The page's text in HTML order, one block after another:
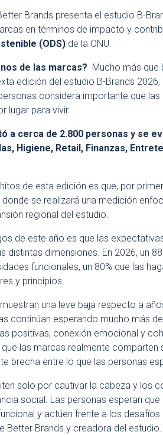
Brands presenta el estudio B-
en términos de impacto y
(ODS) de la ONU.
de las marcas? Mucho más
edición del estudio B-Brands
considera importante que
lugar para vivir.
a cerca de 2.800 personas y se
Higiene, Retail, Finanzas,
de esta edición es que, por
donde se realizará una medición
regional del estudio.
de este año es que las
distintas dimensiones. En 2026, un
funcionales, un 80% que las
y principios.
una leve baja respecto a
continúan esperando mucho más
positivas, conexión emocional y
las marcas realmente comparten
brecha entre lo que las personas
solo por cautivar la cabeza y los
social. Las personas esperan
y actúen frente a los desafíos
Better Brands y creadora del estudio.